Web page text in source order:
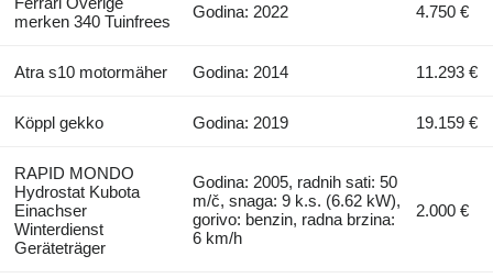
merken 340 Tuinfrees
Godina: 2022 4.750 €
Atra s10 motormäher Godina: 2014 11.293 €
Köppl gekko Godina: 2019 19.159 €
RAPID MONDO
Hydrostat Kubota
Einachser
Winterdienst
Geräteträger
Godina: 2005, radnih sati: 50
m/č, snaga: 9 k.s. (6.62 kW),
gorivo: benzin, radna brzina:
6 km/h
2.000 €